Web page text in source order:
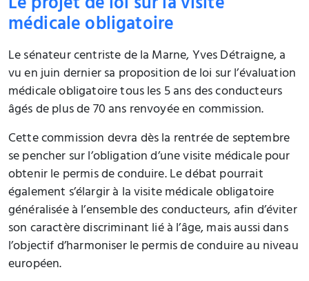
médicale obligatoire
Le sénateur centriste de la Marne, Yves Détraigne, a
vu en juin dernier sa proposition de loi sur l’évaluation
médicale obligatoire tous les 5 ans des conducteurs
âgés de plus de 70 ans renvoyée en commission.
Cette commission devra dès la rentrée de septembre
se pencher sur l’obligation d’une visite médicale pour
obtenir le permis de conduire. Le débat pourrait
également s’élargir à la visite médicale obligatoire
généralisée à l’ensemble des conducteurs, afin d’éviter
son caractère discriminant lié à l’âge, mais aussi dans
l’objectif d’harmoniser le permis de conduire au niveau
européen.